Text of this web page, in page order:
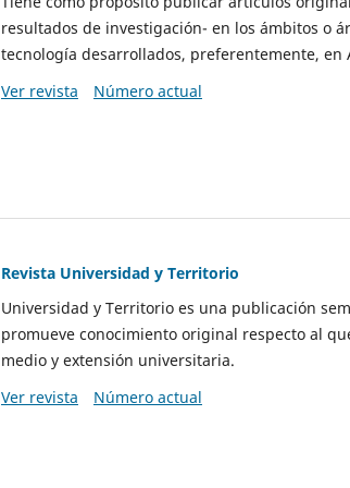
resultados de investigación- en los ámbitos o
tecnología desarrollados, preferentemente, en
Ver revista
Número actual
Revista Universidad y Territorio
Universidad y Territorio es una publicación
promueve conocimiento original respecto al
medio y extensión universitaria.
Ver revista
Número actual